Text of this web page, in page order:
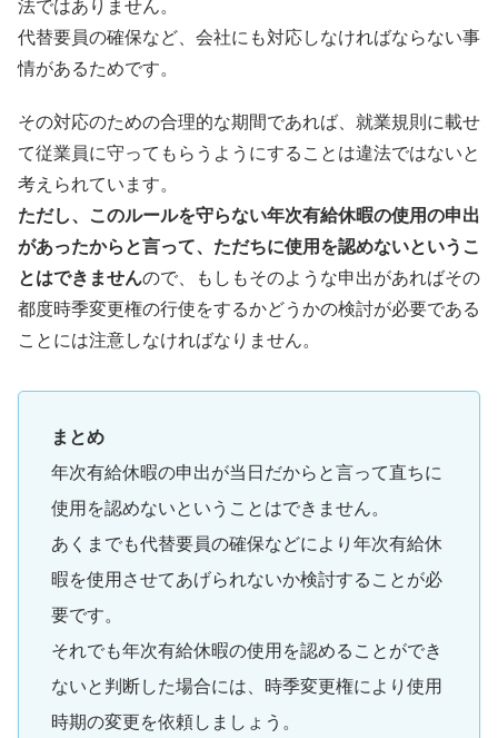
法ではありません。
代替要員の確保など、会社にも対応しなければならない事
情があるためです。
その対応のための合理的な期間であれば、就業規則に載せ
て従業員に守ってもらうようにすることは違法ではないと
考えられています。
ただし、このルールを守らない年次有給休暇の使用の申出
があったからと言って、ただちに使用を認めないというこ
とはできませんので、もしもそのような申出があればその
都度時季変更権の行使をするかどうかの検討が必要である
ことには注意しなければなりません。
まとめ
年次有給休暇の申出が当日だからと言って直ちに
使用を認めないということはできません。
あくまでも代替要員の確保などにより年次有給休
暇を使用させてあげられないか検討することが必
要です。
それでも年次有給休暇の使用を認めることができ
ないと判断した場合には、時季変更権により使用
時期の変更を依頼しましょう。